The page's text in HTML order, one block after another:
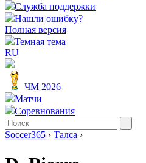
Служба поддержки
Нашли ошибку?
Полная версия
Темная тема
RU
ЧМ 2026
Матчи
Соревнования
Soccer365 › Талса ›